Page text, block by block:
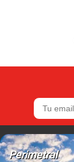
Perimetral